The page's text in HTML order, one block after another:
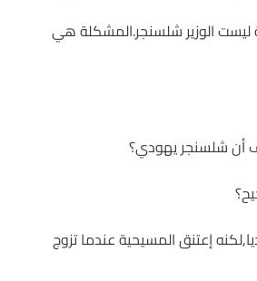
ليست الوزير شلسنجر.المشكلة هي
أن شلسنجر يهودي؟
إعتنق المسيحية عندما تزوج